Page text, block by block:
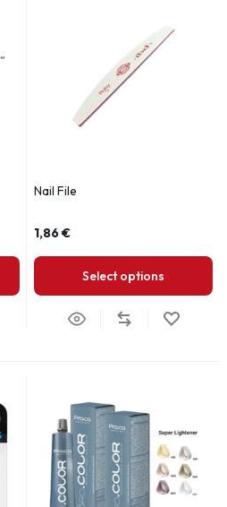
Nail File
1,86€
Select options